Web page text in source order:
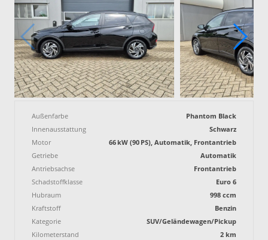
Außenfarbe
Phantom Black
Innenausstattung
Schwarz
Motor
66 kW (90 PS), Automatik, Frontantrieb
Getriebe
Automatik
Antriebsachse
Frontantrieb
Schadstoffklasse
Euro 6
Hubraum
998 ccm
Kraftstoff
Benzin
Kategorie
SUV/Geländewagen/Pickup
Kilometerstand
2 km